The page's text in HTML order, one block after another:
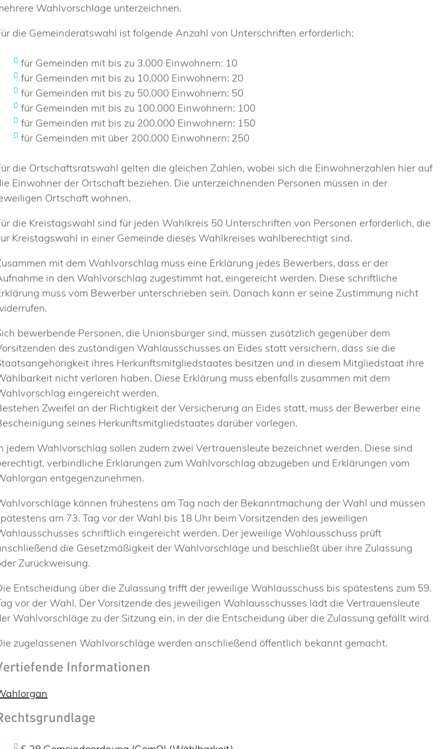
Wahlvorschläge unterzeichnen.
die Gemeinderatswahl ist folgende Anzahl von Unterschriften erforderlich:
für Gemeinden mit bis zu 3.000 Einwohnern: 10
für Gemeinden mit bis zu 10.000 Einwohnern: 20
für Gemeinden mit bis zu 50.000 Einwohnern: 50
für Gemeinden mit bis zu 100.000 Einwohnern: 100
für Gemeinden mit bis zu 200.000 Einwohnern: 150
für Gemeinden mit über 200.000 Einwohnern: 250
die Ortschaftsratswahl gelten die gleichen Zahlen, wobei sich die Einwohnerzahlen hier auf
Einwohner der Ortschaft beziehen. Die unterzeichnenden Personen müssen in der
Ortschaft wohnen.
die Kreistagswahl sind für jeden Wahlkreis 50 Unterschriften von Personen erforderlich, die
Kreistagswahl in einer Gemeinde dieses Wahlkreises wahlberechtigt sind.
mit dem Wahlvorschlag muss eine Erklärung jedes Bewerbers, dass er der
in den Wahlvorschlag zugestimmt hat, eingereicht werden. Diese schriftliche
muss vom Bewerber unterschrieben sein. Danach kann er seine Zustimmung nicht
bewerbende Personen, die Unionsbürger sind, müssen zusätzlich gegenüber dem
des zuständigen Wahlausschusses an Eides statt versichern, dass sie die
ihres Herkunftsmitgliedstaates besitzen und in diesem Mitgliedstaat ihre
nicht verloren haben. Diese Erklärung muss ebenfalls zusammen mit dem
eingereicht werden.
Zweifel an der Richtigkeit der Versicherung an Eides statt, muss der Bewerber eine
seines Herkunftsmitgliedstaates darüber vorlegen.
jedem Wahlvorschlag sollen zudem zwei Vertrauensleute bezeichnet werden. Diese sind
verbindliche Erklärungen zum Wahlvorschlag abzugeben und Erklärungen vom
entgegenzunehmen.
können frühestens am Tag nach der Bekanntmachung der Wahl und müssen
am 73. Tag vor der Wahl bis 18 Uhr beim Vorsitzenden des jeweiligen
schriftlich eingereicht werden. Der jeweilige Wahlausschuss prüft
die Gesetzmäßigkeit der Wahlvorschläge und beschließt über ihre Zulassung
Zurückweisung.
Entscheidung über die Zulassung trifft der jeweilige Wahlausschuss bis spätestens zum 59.
vor der Wahl. Der Vorsitzende des jeweiligen Wahlausschusses lädt die Vertrauensleute
Wahlvorschläge zu der Sitzung ein, in der die Entscheidung über die Zulassung gefällt wird.
zugelassenen Wahlvorschläge werden anschließend öffentlich bekannt gemacht.
Informationen